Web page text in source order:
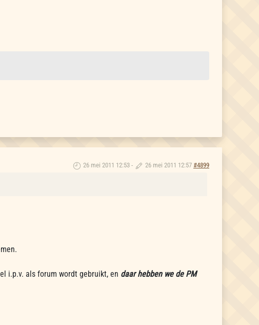
26 mei 2011 12:53 - 26 mei 2011 12:57 #4899
i.p.v. als forum wordt gebruikt, en daar hebben we de PM